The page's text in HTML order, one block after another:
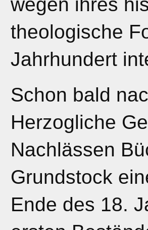
theologische
Jahrhundert
Schon bald
Herzogliche
Nachlässen
Grundstock
Ende des 18.